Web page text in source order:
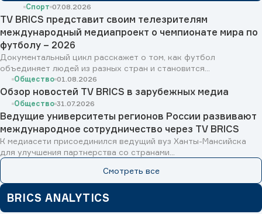
Спорт 07.08.2026
TV BRICS представит своим телезрителям
международный медиапроект о чемпионате мира по
футболу – 2026
Документальный цикл расскажет о том, как футбол
объединяет людей из разных стран и становится...
Общество 01.08.2026
Обзор новостей TV BRICS в зарубежных медиа
Общество 31.07.2026
Ведущие университеты регионов России развивают
международное сотрудничество через TV BRICS
К медиасети присоединился ведущий вуз Ханты-Мансийска
для улучшения партнерства со странами...
Смотреть все
BRICS ANALYTICS